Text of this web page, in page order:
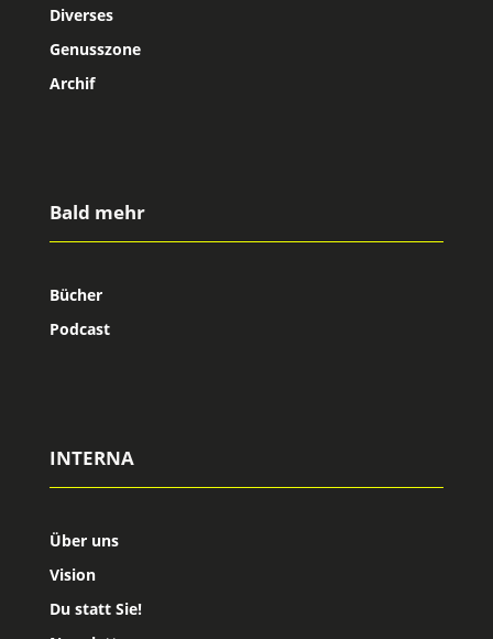
Diverses
Genusszone
Archif
Bald mehr
Bücher
Podcast
INTERNA
Über uns
Vision
Du statt Sie!